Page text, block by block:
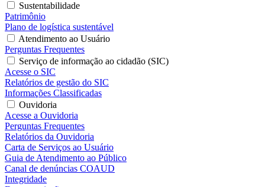
Sustentabilidade
Patrimônio
Plano de logística sustentável
Atendimento ao Usuário
Perguntas Frequentes
Serviço de informação ao cidadão (SIC)
Acesse o SIC
Relatórios de gestão do SIC
Informações Classificadas
Ouvidoria
Acesse a Ouvidoria
Perguntas Frequentes
Relatórios da Ouvidoria
Carta de Serviços ao Usuário
Guia de Atendimento ao Público
Canal de denúncias COAUD
Integridade